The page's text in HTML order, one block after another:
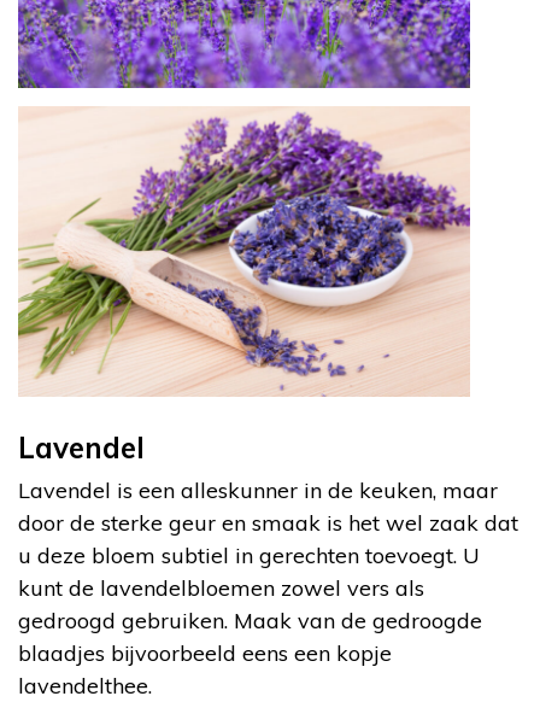
Lavendel
Lavendel is een alleskunner in de keuken, maar
door de sterke geur en smaak is het wel zaak dat
u deze bloem subtiel in gerechten toevoegt. U
kunt de lavendelbloemen zowel vers als
gedroogd gebruiken. Maak van de gedroogde
blaadjes bijvoorbeeld eens een kopje
lavendelthee.